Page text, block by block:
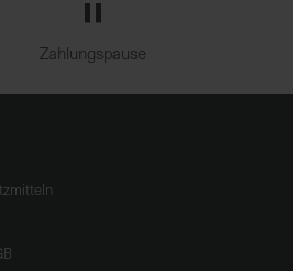
Zahlungspause